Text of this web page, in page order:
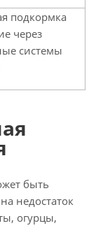
подкормка
через
системы
быть
недостаток
огурцы,